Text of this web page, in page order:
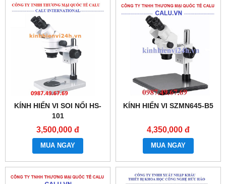
KÍNH HIỂN VI SOI NỔI HS-
101
3,500,000 đ
MUA NGAY
KÍNH HIỂN VI SZMN645-B5
4,350,000 đ
MUA NGAY